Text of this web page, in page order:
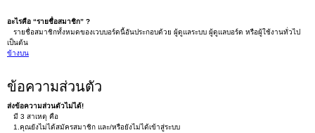
อะไรคือ “รายชื่อสมาชิก” ?
รายชื่อสมาชิกทั้งหมดของเวบบอร์ดนี้อันประกอบด้วย ผู้ดูแลระบบ ผู้ดูแลบอร์ด หรือผู้ใช้งานทั่วไป
เป็นต้น
ข้างบน
ข้อความส่วนตัว
ส่งข้อความส่วนตัวไม่ได้!
มี 3 สาเหตุ คือ
1.คุณยังไม่ได้สมัครสมาชิก และ/หรือยังไม่ได้เข้าสู่ระบบ